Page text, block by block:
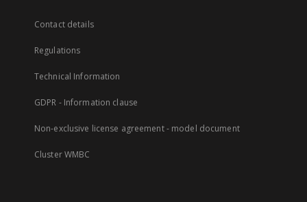
Contact details
Regulations
Technical Information
GDPR - Information clause
Non-exclusive license agreement - model document
Cluster WMBC